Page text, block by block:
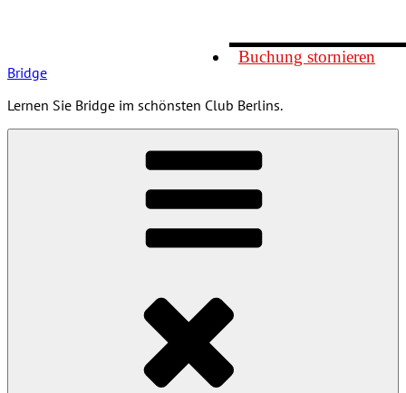
Buchung stornieren
Bridge
Lernen Sie Bridge im schönsten Club Berlins.